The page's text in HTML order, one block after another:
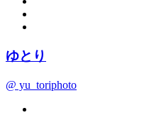
ゆとり
@ yu_toriphoto